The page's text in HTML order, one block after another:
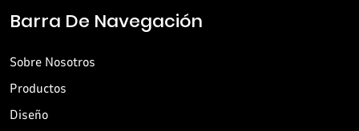
Barra De Navegación
Sobre Nosotros
Productos
Diseño